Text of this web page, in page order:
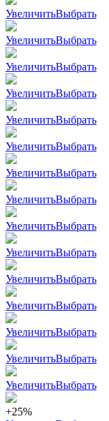
УвеличитьВыбрать
УвеличитьВыбрать
УвеличитьВыбрать
УвеличитьВыбрать
УвеличитьВыбрать
УвеличитьВыбрать
УвеличитьВыбрать
УвеличитьВыбрать
УвеличитьВыбрать
УвеличитьВыбрать
УвеличитьВыбрать
УвеличитьВыбрать
УвеличитьВыбрать
УвеличитьВыбрать
УвеличитьВыбрать
+25%